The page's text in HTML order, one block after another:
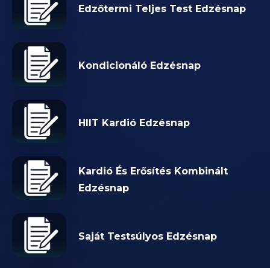
Edzőtermi Teljes Test Edzésnap
Kondicionáló Edzésnap
HIIT Kardió Edzésnap
Kardió És Erősítés Kombinált
Edzésnap
Saját Testsúlyos Edzésnap